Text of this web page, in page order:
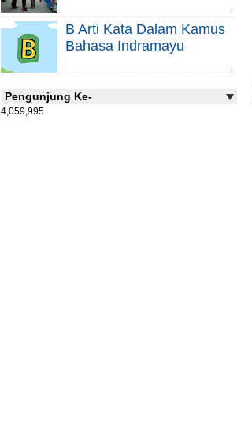
B Arti Kata Dalam Kamus
Bahasa Indramayu
Pengunjung Ke-
4,059,995